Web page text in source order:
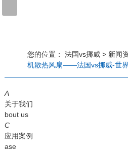
应用案例
工程案例
解决方案
新闻资讯
法国vs挪威
行业资讯
常见问题
法国vs挪威-世界杯赛事平台
您的位置： 法国vs挪威> 新闻
机散热风扇——法国vs挪威-世
A
关于我们
bout us
C
应用案例
ase